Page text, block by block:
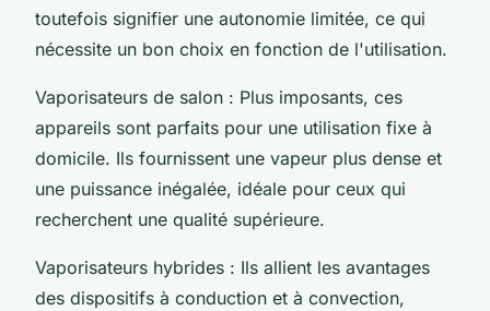
toutefois signifier une autonomie limitée, ce qui
nécessite un bon choix en fonction de l'utilisation.
Vaporisateurs de salon : Plus imposants, ces
appareils sont parfaits pour une utilisation fixe à
domicile. Ils fournissent une vapeur plus dense et
une puissance inégalée, idéale pour ceux qui
recherchent une qualité supérieure.
Vaporisateurs hybrides : Ils allient les avantages
des dispositifs à conduction et à convection,